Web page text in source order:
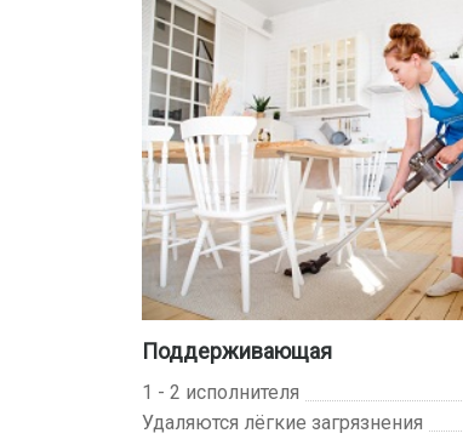
Поддерживающая
1 - 2 исполнителя
Удаляются лёгкие загрязнения